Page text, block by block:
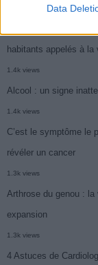
Data
habitants appelés à la
1.4k views
Alcool : un signe
1.4k views
C’est le symptôme le
révéler un cancer
1.3k views
Arthrose du genou :
expansion
1.3k views
4 Astuces de